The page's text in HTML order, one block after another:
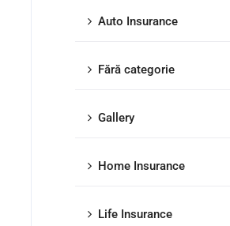
Auto Insurance
Fără categorie
Gallery
Home Insurance
Life Insurance